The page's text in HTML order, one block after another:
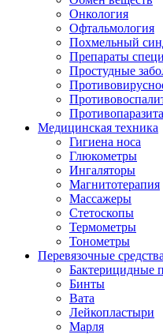
Онкология
Офтальмология
Похмельный
Препараты
Простудные
Медицинская техника
Гигиена носа
Глюкометры
Ингаляторы
Магнитотерапия
Массажеры
Стетоскопы
Термометры
Тонометры
Перевязочные средства
Бактерицидные
Бинты
Вата
Лейкопластыри
Марля